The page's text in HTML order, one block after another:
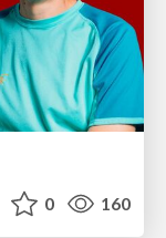
0 160